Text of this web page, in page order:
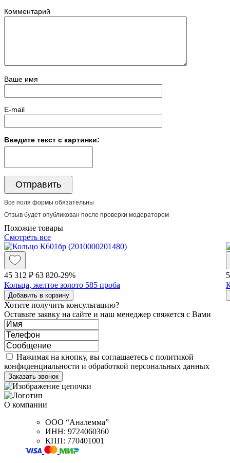
Комментарий
Ваше имя
E-mail
Введите текст с картинки:
Все поля формы обязательны
Отзыв будет опубликован после проверки модератором
Похожие товары
Смотреть все
45 312 ₽ 63 820-29%
Кольца, желтое золото 585 проба
Добавить в корзину
Хотите получить консультацию?
Оставьте заявку на сайте и наш менеджер свяжется с Вами
Нажимая на кнопку, вы соглашаетесь с политикой
конфиденциальности и обработкой персональных данных
О компании
ООО “Аналемма”
ИНН: 9724060360
КПП: 770401001